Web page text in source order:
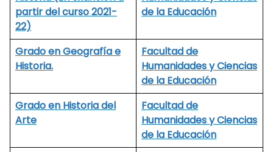
partir del curso 2021-
22)
de la Educación
Grado en Geografía e
Historia.
Facultad de
Humanidades y Ciencias
de la Educación
Grado en Historia del
Arte
Facultad de
Humanidades y Ciencias
de la Educación